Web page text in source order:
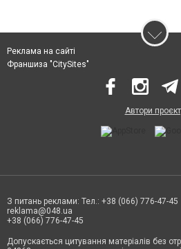
Реклама на сайті
Франшиза "CitySites"
Автори
З питань реклами: Тел.: +38 (066) 776-47-45
reklama@048.ua
+38 (066) 776-47-45
Допускається цитування матеріалів без